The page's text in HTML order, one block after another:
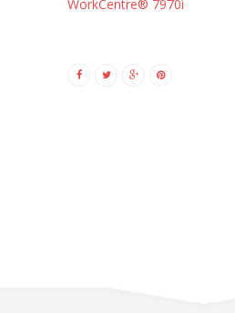
WorkCentre® 7970i